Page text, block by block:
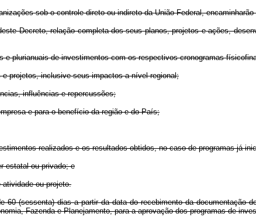
sob o controle direto ou indireto da União Federal,
Decreto, relação completa dos seus planos, projetos e ações,
plurianuais de investimentos com os respectivos cronogramas
projetos, inclusive seus impactos a nível regional;
influências e repercussões;
e para o benefício da região e do País;
realizados e os resultados obtidos, no caso de programas já
estatal ou privado; e
ou projeto.
60 (sessenta) dias a partir da data do recebimento da documentação
Fazenda e Planejamento, para a aprovação dos programas de